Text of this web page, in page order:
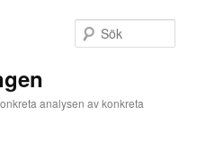
analysen av konkreta